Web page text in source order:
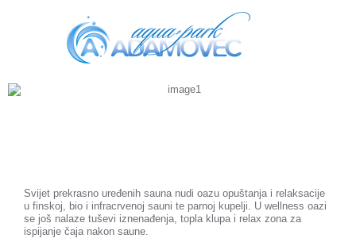
Svijet prekrasno uređenih sauna nudi oazu opuštanja i relaksacije
u finskoj, bio i infracrvenoj sauni te parnoj kupelji. U wellness oazi
se još nalaze tuševi iznenađenja, topla klupa i relax zona za
ispijanje čaja nakon saune.